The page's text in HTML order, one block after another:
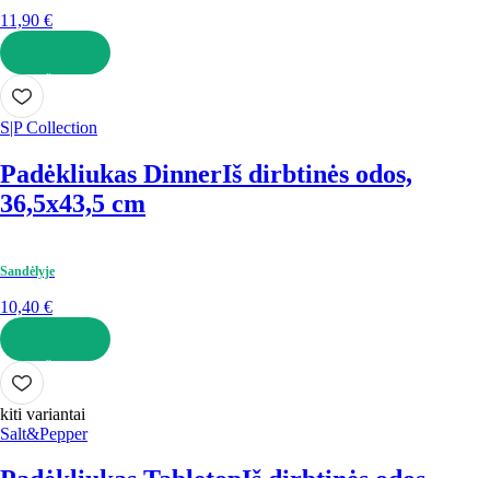
11,90 €
Į KREPŠELĮ
S|P Collection
Padėkliukas DinnerIš dirbtinės odos,
36,5x43,5 cm
Sandėlyje
10,40 €
Į KREPŠELĮ
kiti variantai
Salt&Pepper